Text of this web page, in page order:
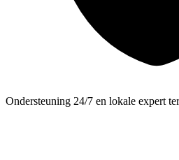
Ondersteuning 24/7 en lokale expert